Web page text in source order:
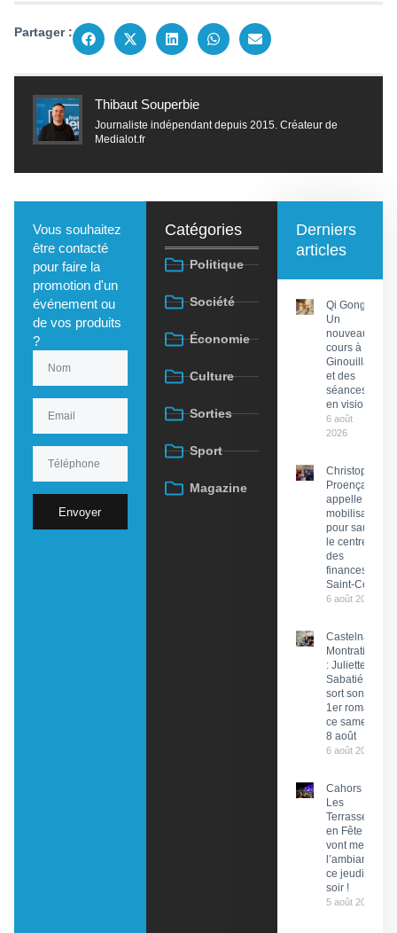
Partager :
Thibaut Souperbie
Journaliste indépendant depuis 2015. Créateur de
Medialot.fr
Vous souhaitez
être contacté
pour faire la
promotion d'un
événement ou
de vos produits
?
Envoyer
Catégories
Politique
Société
Économie
Culture
Sorties
Sport
Magazine
Derniers
articles
Qi Gong :
Un
nouveau
cours à
Ginouillac
et des
séances
en visio
6 août
2026
Christophe
Proença
appelle à la
mobilisation
pour sauver
le centre
des
finances de
Saint-Céré
6 août 2026
Castelnau-
Montratier
: Juliette
Sabatié
sort son
1er roman
ce samedi
8 août
6 août 2026
Cahors :
Les
Terrasses
en Fête
vont mettre
l’ambiance
ce jeudi
soir !
5 août 2026